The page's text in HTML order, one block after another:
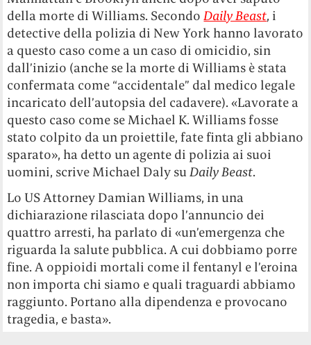
della morte di Williams. SecondoDaily Beast, i
detective della polizia di New York hanno lavorato
a questo caso come a un caso di omicidio, sin
dall’inizio (anche se la morte di Williams è stata
confermata come “accidentale” dal medico legale
incaricato dell’autopsia del cadavere). «Lavorate a
questo caso come se Michael K. Williams fosse
stato colpito da un proiettile, fate finta gli abbiano
sparato», ha detto un agente di polizia ai suoi
uomini, scrive Michael Daly suDaily Beast.
Lo US Attorney Damian Williams, in una
dichiarazione rilasciata dopo l’annuncio dei
quattro arresti, ha parlato di «un’emergenza che
riguarda la salute pubblica. A cui dobbiamo porre
fine. A oppioidi mortali come il fentanyl e l’eroina
non importa chi siamo e quali traguardi abbiamo
raggiunto. Portano alla dipendenza e provocano
tragedia, e basta».